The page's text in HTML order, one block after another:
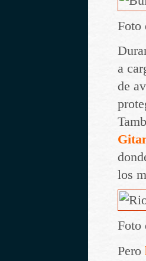
Foto
a
de
los
Foto
Pero